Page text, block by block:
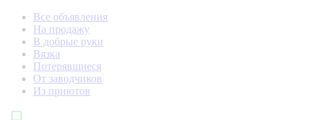
Все объявления
На продажу
В добрые руки
Вязка
Потерявшиеся
От заводчиков
Из приютов